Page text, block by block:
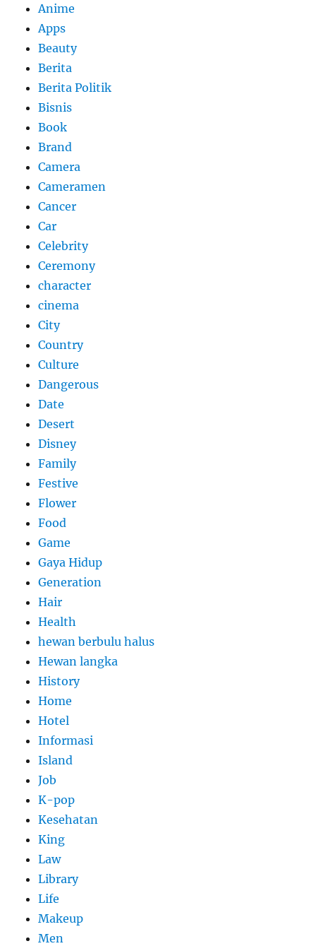
Anime
Apps
Beauty
Berita
Berita Politik
Bisnis
Book
Brand
Camera
Cameramen
Cancer
Car
Celebrity
Ceremony
character
cinema
City
Country
Culture
Dangerous
Date
Desert
Disney
Family
Festive
Flower
Food
Game
Gaya Hidup
Generation
Hair
Health
hewan berbulu halus
Hewan langka
History
Home
Hotel
Informasi
Island
Job
K-pop
Kesehatan
King
Law
Library
Life
Makeup
Men